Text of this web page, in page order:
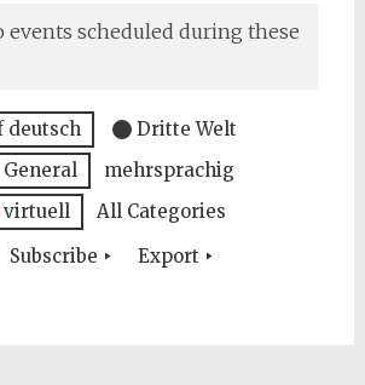
events scheduled during these
deutsch
Dritte Welt
General
mehrsprachig
virtuell
All Categories
Subscribe Export